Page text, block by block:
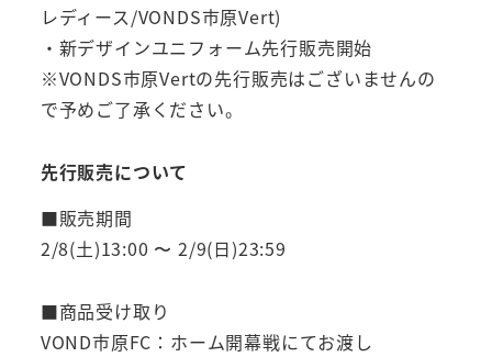
レディース/VONDS市原Vert)
・新デザインユニフォーム先行販売開始
※VONDS市原Vertの先行販売はございませんの
で予めご了承ください。
先行販売について
■販売期間
2/8(土)13:00 〜 2/9(日)23:59
■商品受け取り
VOND市原FC：ホーム開幕戦にてお渡し